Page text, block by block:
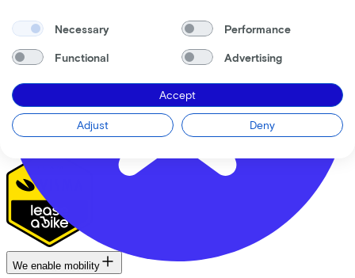
Contact
News
CSR
FAQ
Proud partner of
We enable mobility
Necessary Performance
Functional Advertising
Accept
Adjust Deny